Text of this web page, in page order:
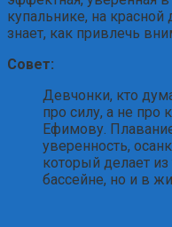
купальнике, на
знает, как привлечь
Совет:
Девчонки, кто
про силу, а не про
Ефимову.
уверенность,
который делает из
бассейне, но и в